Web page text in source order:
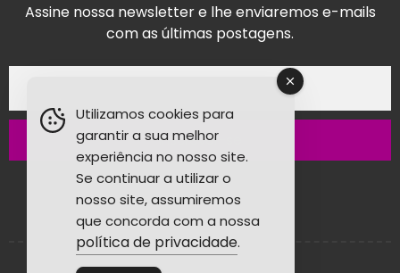
Assine nossa newsletter e lhe enviaremos e-mails
com as últimas postagens.
Inscrever-se
Utilizamos cookies para
garantir a sua melhor
experiência no nosso site.
Se continuar a utilizar o
nosso site, assumiremos
que concorda com a nossa
política de privacidade.